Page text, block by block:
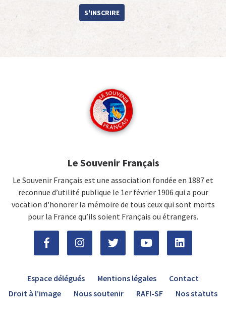
S'INSCRIRE
Le Souvenir Français
Le Souvenir Français est une association fondée en 1887 et
reconnue d’utilité publique le 1er février 1906 qui a pour
vocation d'honorer la mémoire de tous ceux qui sont morts
pour la France qu’ils soient Français ou étrangers.
Espace délégués Mentions légales
Contact
Droit à l’image
Nous soutenir RAFI-SF Nos statuts